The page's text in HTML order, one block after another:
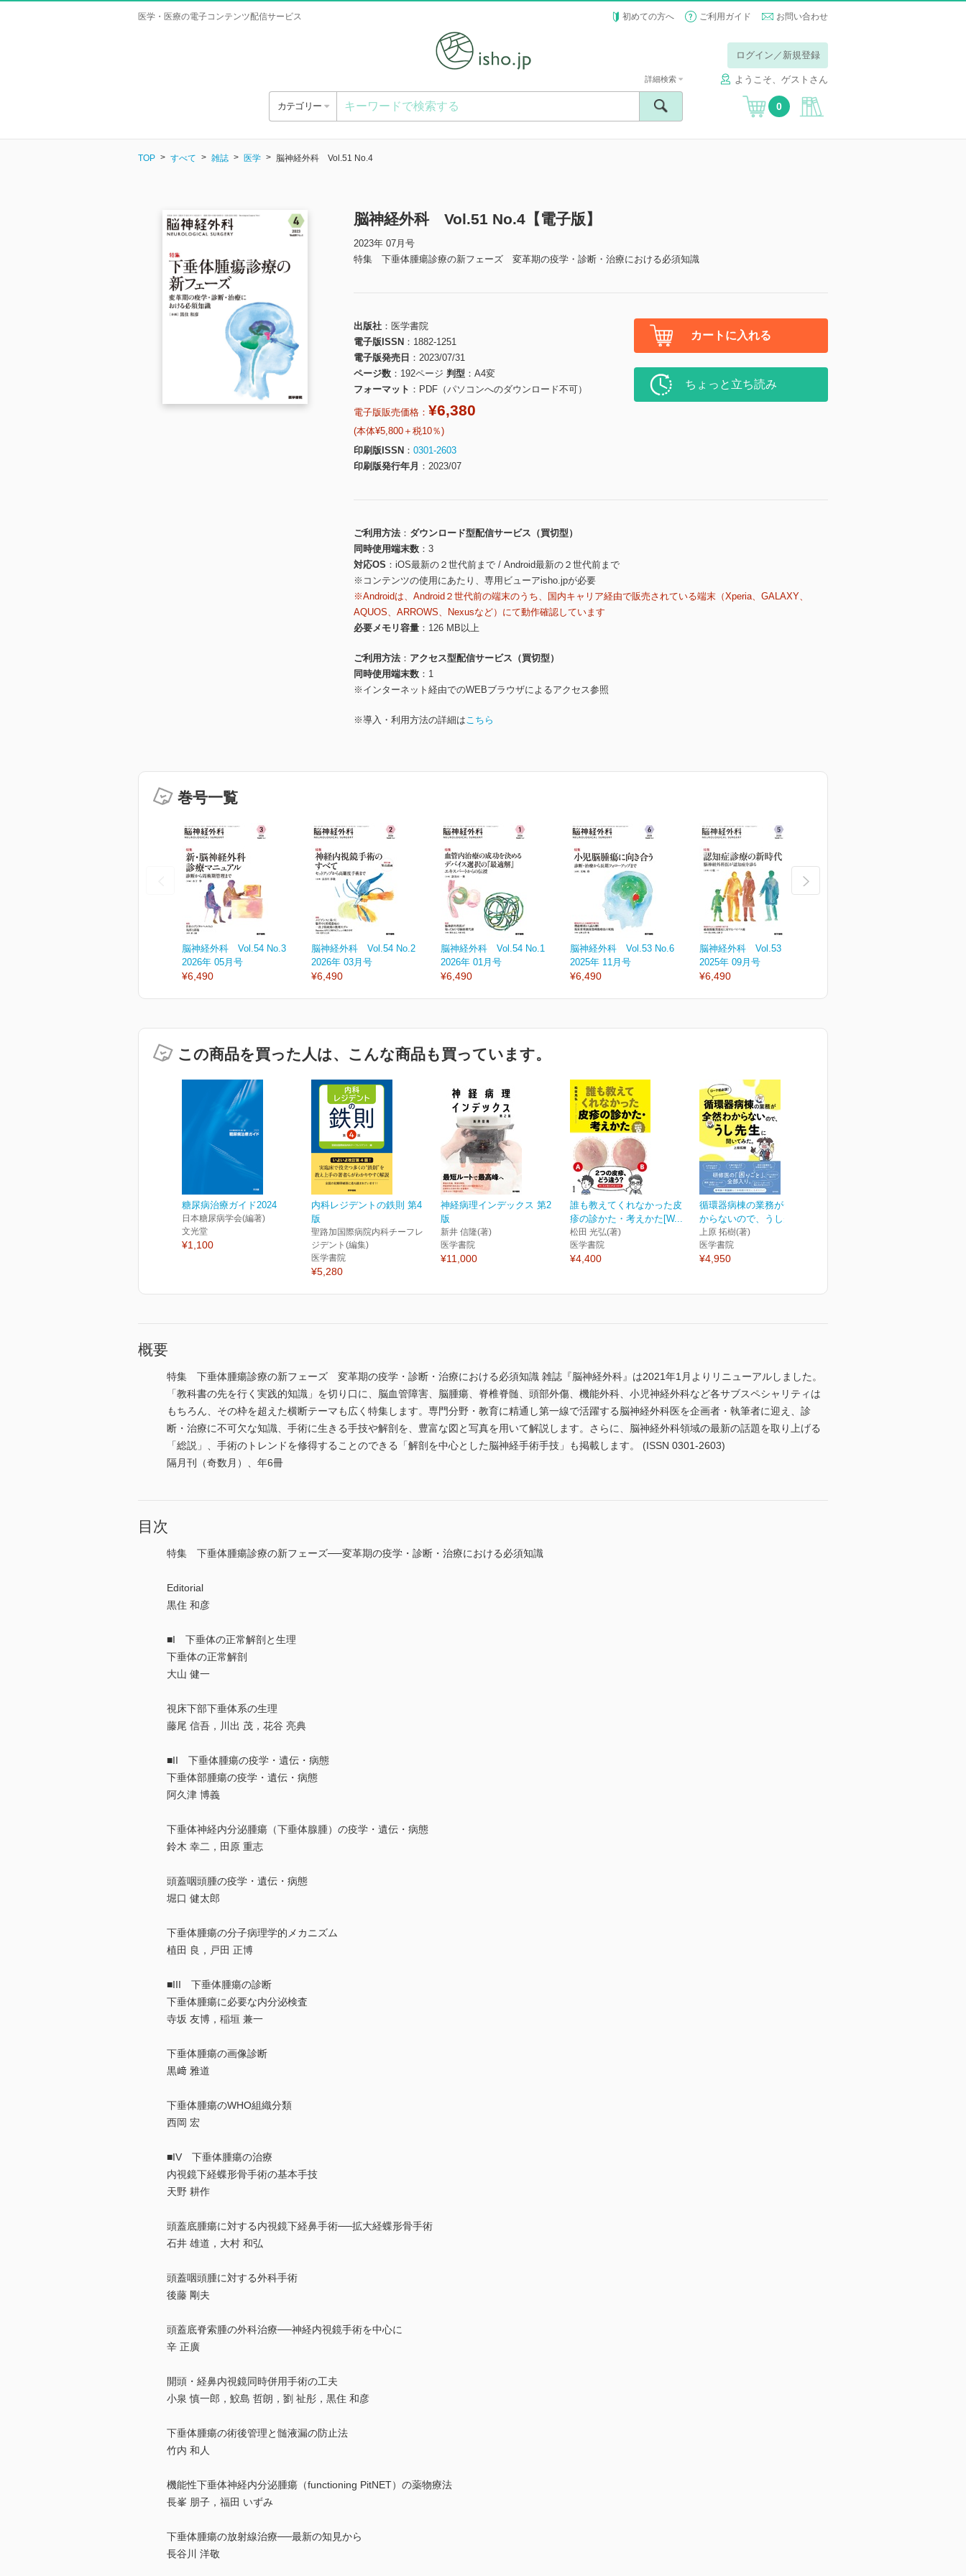
医学・医療の電子コンテンツ配信サービス 初めての方へ ご利用ガイド お問い合わせ
ログイン／新規登録
ようこそ、ゲストさん
カテゴリー
詳細検索
0
TOP すべて 雑誌 医学 脳神経外科 Vol.51 No.4
脳神経外科 Vol.51 No.4【電子版】
2023年 07月号
特集 下垂体腫瘍診療の新フェーズ 変革期の疫学・診断・治療における必須知識
出版社
医学書院
電子版ISSN
1882-1251
電子版発売日
2023/07/31
ページ数
192ページ 判型
A4変
フォーマット
PDF（パソコンへのダウンロード不可）
電子版販売価格： ¥6,380
(本体¥5,800＋税10％)
印刷版ISSN
0301-2603
印刷版発行年月
2023/07
カートに入れる
ちょっと立ち読み
ご利用方法
ダウンロード型配信サービス（買切型）
同時使用端末数
3
対応OS
iOS最新の２世代前まで / Android最新の２世代前まで
※コンテンツの使用にあたり、専用ビューアisho.jpが必要
※Androidは、Android２世代前の端末のうち、国内キャリア経由で販売されている端末（Xperia、GALAXY、
AQUOS、ARROWS、Nexusなど）にて動作確認しています
必要メモリ容量
126 MB以上
ご利用方法
アクセス型配信サービス（買切型）
同時使用端末数
1
※インターネット経由でのWEBブラウザによるアクセス参照
※導入・利用方法の詳細はこちら
巻号一覧
脳神経外科 Vol.54 No.3
2026年 05月号
¥6,490
脳神経外科 Vol.54 No.2
2026年 03月号
¥6,490
脳神経外科 Vol.54 No.1
2026年 01月号
¥6,490
脳神経外科 Vol.53 No.6
2025年 11月号
¥6,490
脳神経外科 Vol.53 No.5
2025年 09月号
¥6,490
この商品を買った人は、こんな商品も買っています。
糖尿病治療ガイド2024
日本糖尿病学会(編著)
文光堂
¥1,100
内科レジデントの鉄則 第4
版
聖路加国際病院内科チーフレ
ジデント(編集)
医学書院
¥5,280
神経病理インデックス 第2
版
新井 信隆(著)
医学書院
¥11,000
誰も教えてくれなかった皮
疹の診かた・考えかた[W...
松田 光弘(著)
医学書院
¥4,400
循環器病棟の業務が全然わ
からないので、うし先生...
上原 拓樹(著)
医学書院
¥4,950
概要
特集 下垂体腫瘍診療の新フェーズ 変革期の疫学・診断・治療における必須知識 雑誌『脳神経外科』は2021年1月よりリニューアルしました。
「教科書の先を行く実践的知識」を切り口に、脳血管障害、脳腫瘍、脊椎脊髄、頭部外傷、機能外科、小児神経外科など各サブスペシャリティは
もちろん、その枠を超えた横断テーマも広く特集します。専門分野・教育に精通し第一線で活躍する脳神経外科医を企画者・執筆者に迎え、診
断・治療に不可欠な知識、手術に生きる手技や解剖を、豊富な図と写真を用いて解説します。さらに、脳神経外科領域の最新の話題を取り上げる
「総説」、手術のトレンドを修得することのできる「解剖を中心とした脳神経手術手技」も掲載します。 (ISSN 0301-2603)
隔月刊（奇数月）、年6冊
目次
特集 下垂体腫瘍診療の新フェーズ──変革期の疫学・診断・治療における必須知識
Editorial
黒住 和彦
■I 下垂体の正常解剖と生理
下垂体の正常解剖
大山 健一
視床下部下垂体系の生理
藤尾 信吾，川出 茂，花谷 亮典
■II 下垂体腫瘍の疫学・遺伝・病態
下垂体部腫瘍の疫学・遺伝・病態
阿久津 博義
下垂体神経内分泌腫瘍（下垂体腺腫）の疫学・遺伝・病態
鈴木 幸二，田原 重志
頭蓋咽頭腫の疫学・遺伝・病態
堀口 健太郎
下垂体腫瘍の分子病理学的メカニズム
植田 良，戸田 正博
■III 下垂体腫瘍の診断
下垂体腫瘍に必要な内分泌検査
寺坂 友博，稲垣 兼一
下垂体腫瘍の画像診断
黒﨑 雅道
下垂体腫瘍のWHO組織分類
西岡 宏
■IV 下垂体腫瘍の治療
内視鏡下経蝶形骨手術の基本手技
天野 耕作
頭蓋底腫瘍に対する内視鏡下経鼻手術──拡大経蝶形骨手術
石井 雄道，大村 和弘
頭蓋咽頭腫に対する外科手術
後藤 剛夫
頭蓋底脊索腫の外科治療──神経内視鏡手術を中心に
辛 正廣
開頭・経鼻内視鏡同時併用手術の工夫
小泉 慎一郎，鮫島 哲朗，劉 祉彤，黒住 和彦
下垂体腫瘍の術後管理と髄液漏の防止法
竹内 和人
機能性下垂体神経内分泌腫瘍（functioning PitNET）の薬物療法
長峯 朋子，福田 いずみ
下垂体腫瘍の放射線治療──最新の知見から
長谷川 洋敬